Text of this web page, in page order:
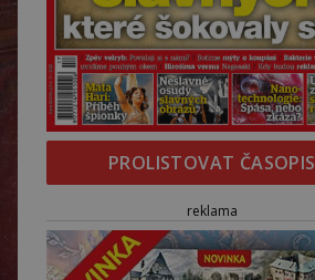
PROLISTOVAT ČASOPIS
reklama